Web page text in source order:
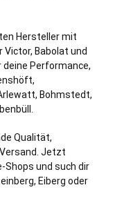
Hersteller mit
Victor, Babolat und
deine Performance,
, Bohmstedt,
Qualität,
Jetzt
Shops und such dir
, Eiberg oder